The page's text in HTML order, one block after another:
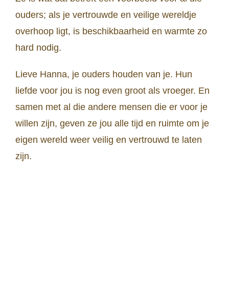
ouders; als je vertrouwde en veilige wereldje
overhoop ligt, is beschikbaarheid en warmte zo
hard nodig.
Lieve Hanna, je ouders houden van je. Hun
liefde voor jou is nog even groot als vroeger. En
samen met al die andere mensen die er voor je
willen zijn, geven ze jou alle tijd en ruimte om je
eigen wereld weer veilig en vertrouwd te laten
zijn.